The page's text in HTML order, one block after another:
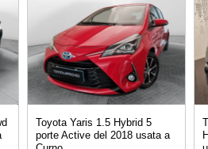
Toyota Yaris 1.5 Hybrid 5
porte Active del 2018 usata a